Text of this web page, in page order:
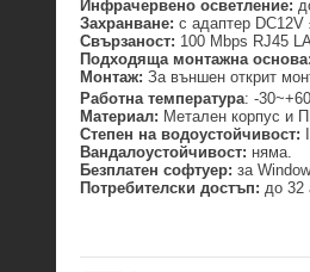
Инфрачервено осветление:
Захранване: с адаптер
Свързаност: 100 Mbps RJ45
Подходяща монтажна основа:
Монтаж: За външен открит
Работна температура: -30~+60
Материал: Метален корпус и
Степен на водоустойчивост:
Вандалоустойчивост: няма.
Безплатен софтуер: за
Потребителски достъп: до 32